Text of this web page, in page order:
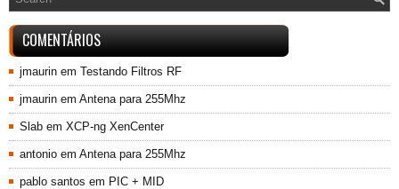
COMENTÁRIOS
jmaurin em Testando Filtros RF
jmaurin em Antena para 255Mhz
Slab em XCP-ng XenCenter
antonio em Antena para 255Mhz
pablo santos em PIC + MID